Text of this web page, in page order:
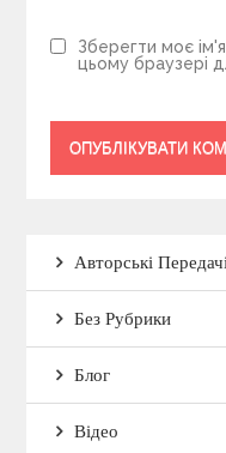
Зберегти моє
цьому браузері
Авторські Передачі
Без Рубрики
Блог
Відео